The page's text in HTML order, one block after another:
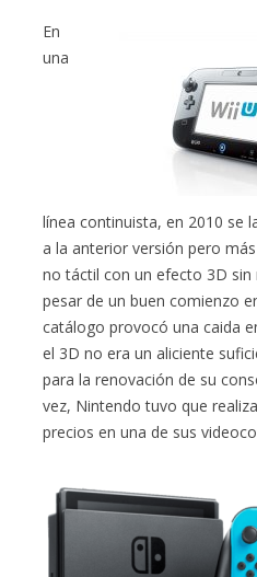
En
una
línea continuista, en 2010 se
a la anterior versión pero
no táctil con un efecto 3D sin
pesar de un buen comienzo
catálogo provocó una caida
el 3D no era un aliciente
para la renovación de su
vez, Nintendo tuvo que
precios en una de sus